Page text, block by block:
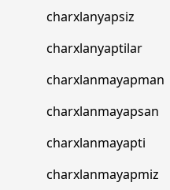
charxlanyapsiz
charxlanyaptilar
charxlanmayapman
charxlanmayapsan
charxlanmayapti
charxlanmayapmiz